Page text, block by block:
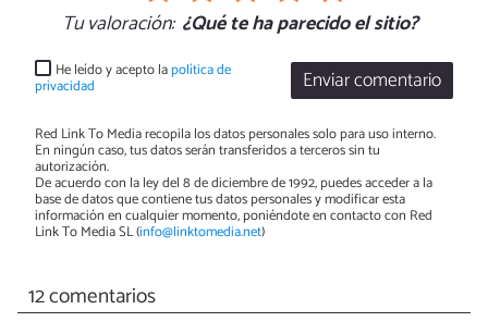
Tu valoración: ¿Qué te ha parecido el sitio?
Enviar comentario
He leído y acepto lapolítica de
privacidad
Red Link To Media recopila los datos personales solo para uso interno.
En ningún caso, tus datos serán transferidos a terceros sin tu
autorización.
De acuerdo con la ley del 8 de diciembre de 1992, puedes acceder a la
base de datos que contiene tus datos personales y modificar esta
información en cualquier momento, poniéndote en contacto con Red
Link To Media SL (info@linktomedia.net)
12 comentarios